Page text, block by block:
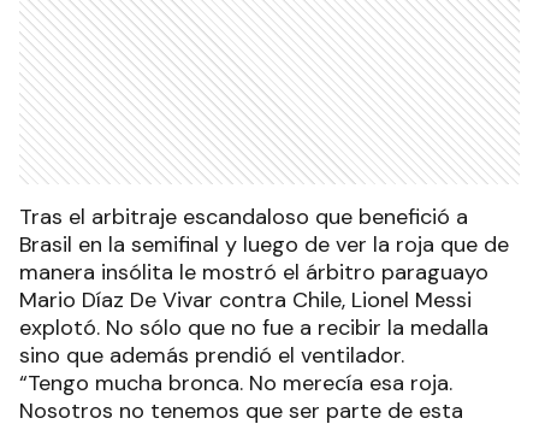
Tras el arbitraje escandaloso que benefició a
Brasil en la semifinal y luego de ver la roja que de
manera insólita le mostró el árbitro paraguayo
Mario Díaz De Vivar contra Chile, Lionel Messi
explotó. No sólo que no fue a recibir la medalla
sino que además prendió el ventilador.
“Tengo mucha bronca. No merecía esa roja.
Nosotros no tenemos que ser parte de esta